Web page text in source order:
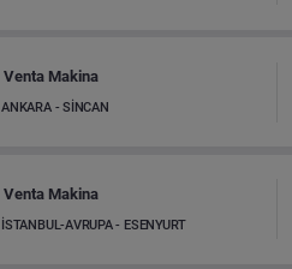
Venta Makina
ANKARA - SİNCAN
Venta Makina
İSTANBUL-AVRUPA - ESENYURT